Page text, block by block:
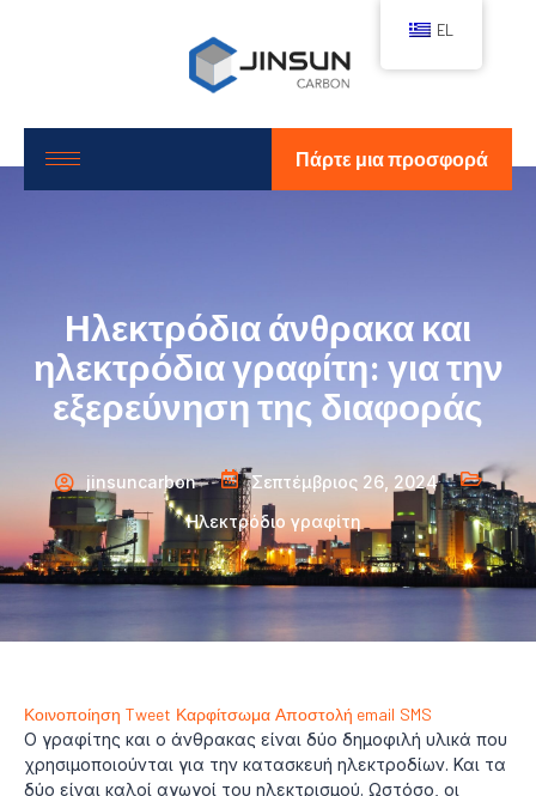
Πάρτε μια προσφορά
Ηλεκτρόδια άνθρακα και
ηλεκτρόδια γραφίτη: για την
εξερεύνηση της διαφοράς
jinsuncarbon
Σεπτέμβριος 26, 2024
Ηλεκτρόδιο γραφίτη
Κοινοποίηση Tweet Καρφίτσωμα Αποστολή email SMS
Ο γραφίτης και ο άνθρακας είναι δύο δημοφιλή υλικά που
χρησιμοποιούνται για την κατασκευή ηλεκτροδίων. Και τα
δύο είναι καλοί αγωγοί του ηλεκτρισμού. Ωστόσο, οι
EL